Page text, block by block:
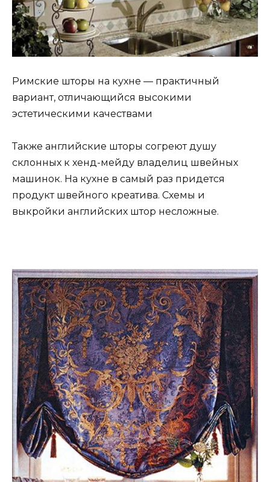
Римские шторы на кухне — практичный
вариант, отличающийся высокими
эстетическими качествами
Также английские шторы согреют душу
склонных к хенд-мейду владелиц швейных
машинок. На кухне в самый раз придется
продукт швейного креатива. Схемы и
выкройки английских штор несложные.